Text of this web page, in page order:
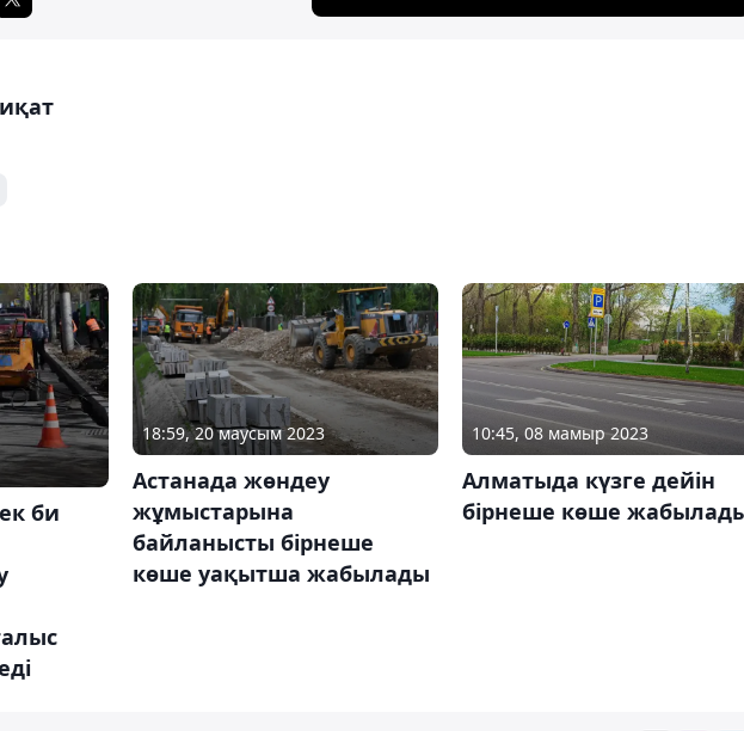
би
18:59, 20 маусым 2023
Астанада жөндеу
жұмыстарына
байланысты бірнеше
көше уақытша жабылады
10:45, 08 мамыр 2023
Алматыда күзге дейін
бірнеше көше